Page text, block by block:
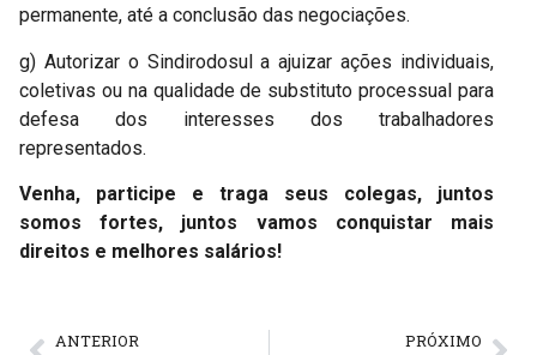
permanente, até a conclusão das negociações.
g) Autorizar o Sindirodosul a ajuizar ações individuais,
coletivas ou na qualidade de substituto processual para
defesa dos interesses dos trabalhadores
representados.
Venha, participe e traga seus colegas, juntos
somos fortes, juntos vamos conquistar mais
direitos e melhores salários!
ANTERIOR PRÓXIMO